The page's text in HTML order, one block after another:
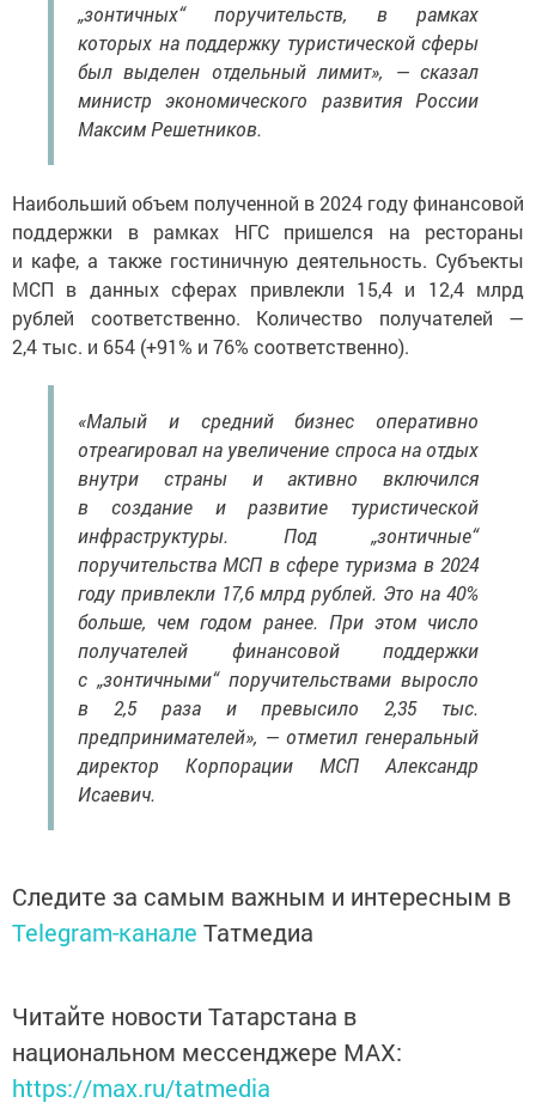
„зонтичных“ поручительств, в рамках
которых на поддержку туристической сферы
был выделен отдельный лимит», — сказал
министр экономического развития России
Максим Решетников.
Наибольший объем полученной в 2024 году финансовой
поддержки в рамках НГС пришелся на рестораны
и кафе, а также гостиничную деятельность. Субъекты
МСП в данных сферах привлекли 15,4 и 12,4 млрд
рублей соответственно. Количество получателей —
2,4 тыс. и 654 (+91% и 76% соответственно).
«Малый и средний бизнес оперативно
отреагировал на увеличение спроса на отдых
внутри страны и активно включился
в создание и развитие туристической
инфраструктуры. Под „зонтичные“
поручительства МСП в сфере туризма в 2024
году привлекли 17,6 млрд рублей. Это на 40%
больше, чем годом ранее. При этом число
получателей финансовой поддержки
с „зонтичными“ поручительствами выросло
в 2,5 раза и превысило 2,35 тыс.
предпринимателей», — отметил генеральный
директор Корпорации МСП Александр
Исаевич.
Следите за самым важным и интересным в
Telegram-канале Татмедиа
Читайте новости Татарстана в
национальном мессенджере MАХ:
https://max.ru/tatmedia